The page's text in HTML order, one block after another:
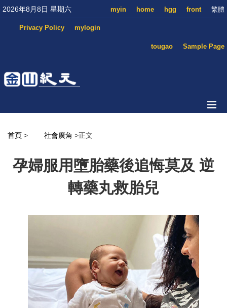
2026年8月8日 星期六 繁體
front
hgg
home
myin
mylogin
Privacy Policy
Sample Page
tougao
首頁 > 社會廣角 >正文
孕婦服用墮胎藥後追悔莫及 逆
轉藥丸救胎兒